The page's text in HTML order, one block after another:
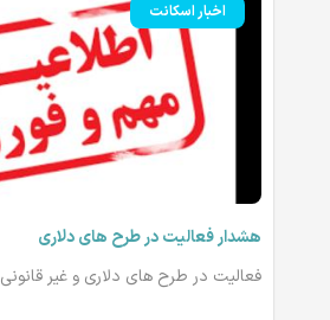
اخبار اسکانت
هشدار فعالیت در طرح های دلاری
فعالیت در طرح های دلاری و غیر قانونی